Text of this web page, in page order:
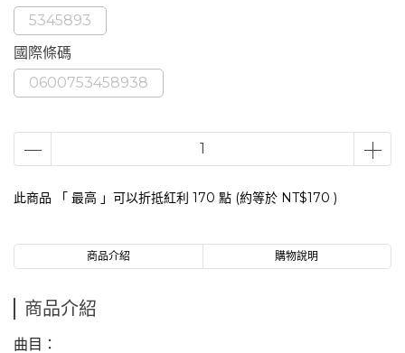
5345893
國際條碼
0600753458938
此商品 「 最高 」可以折抵紅利 170 點 (約等於 NT$170 )
商品介紹 購物說明
商品介紹
曲目：